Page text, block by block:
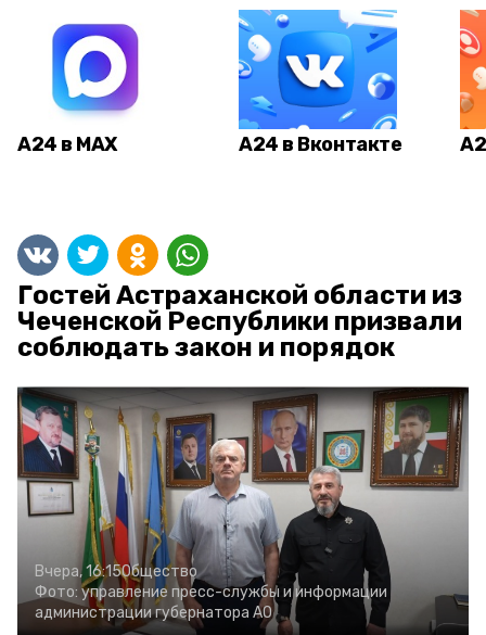
А24 в MAX А24 в Вконтакте
Гостей Астраханской области из
Чеченской Республики призвали
соблюдать закон и порядок
Вчера, 16:15Общество
Фото: управление пресс-службы и информации
администрации губернатора АО